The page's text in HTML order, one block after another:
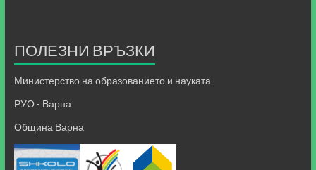
ПОЛЕЗНИ ВРЪЗКИ
Министерство на образованието и науката
РУО - Варна
Община Варна